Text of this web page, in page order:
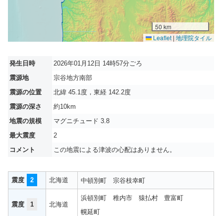
50 km
Leaflet | 地理院タイル
発生日時
2026年01月12日 14時57分ごろ
震源地
宗谷地方南部
震源の位置
北緯 45.1度，東経 142.2度
震源の深さ
約10km
地震の規模
マグニチュード 3.8
最大震度
2
コメント
この地震による津波の心配はありません。
震度 2 北海道 中頓別町 宗谷枝幸町
震度 1 北海道
浜頓別町 稚内市 猿払村
豊富町
幌延町